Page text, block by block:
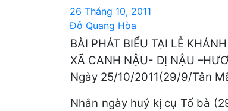
26 Tháng 10, 2011
Đỗ Quang Hòa
BÀI PHÁT BIỂU TẠI LỄ
XÃ CANH NẬU- DỊ NẬU
Ngày 25/10/2011(29/9/Tân
Nhân ngày huý kị cụ Tổ bà